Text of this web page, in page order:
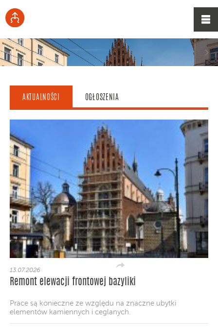
AKTUALNOŚCI OGŁOSZENIA
13.07.2026
Remont elewacji frontowej bazyliki
Prace są konieczne ze względu na znaczne ubytki
elementów kamiennych i ceglanych.